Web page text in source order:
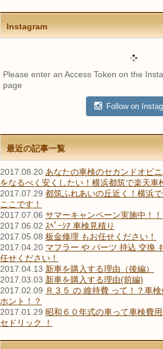
Instagram
Please enter an Access Token on the
page
Follow on
最近の記事一覧
2017.08.20 あなたの車検のセカンドオピ
をなるべく安くしたい！横浜都筑で楽天車
2017.07.29 都筑ふれあいの丘近く！横浜
ここです！
2017.07.06 サマーキャンペーン実施中！！
2017.06.02 ｽﾍﾟｰｼｱ 車検見積り
2017.05.08 板金修理 もお任せください！
2017.04.20 マフラー や パーツ 持込 交換
任せください！
2017.04.13 新車を購入する理由（後編）
2017.03.03 新車を購入する理由(前編)
2017.02.09 Ｒ３５ の 維持費 って！？車
ホント！？
2017.01.29 昭和６０年式の車って車検費
セドリック ！